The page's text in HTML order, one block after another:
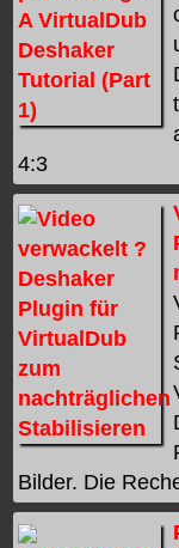
4:3
Bilder. Die